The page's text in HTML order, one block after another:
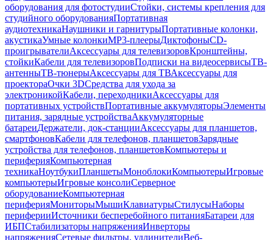
оборудования для фотостудииСтойки, системы крепления для
студийного оборудованияПортативная
аудиотехникаНаушники и гарнитурыПортативные колонки,
акустикаУмные колонкиMP3-плеерыДиктофоныCD-
проигрывателиАксессуары для телевизоровКронштейны,
стойкиКабели для телевизоровПодписки на видеосервисыТВ-
антенныТВ-тюнерыАксессуары для ТВАксессуары для
проектораОчки 3DСредства для ухода за
электроникойКабели, переходникиАксессуары для
портативных устройствПортативные аккумуляторыЭлементы
питания, зарядные устройстваАккумуляторные
батареиДержатели, док-станцииАксессуары для планшетов,
смартфоновКабели для телефонов, планшетовЗарядные
устройства для телефонов, планшетовКомпьютеры и
периферияКомпьютерная
техникаНоутбукиПланшетыМоноблокиКомпьютерыИгровые
компьютерыИгровые консолиСерверное
оборудованиеКомпьютерная
периферияМониторыМышиКлавиатурыСтилусыНаборы
периферииИсточники бесперебойного питанияБатареи для
ИБПСтабилизаторы напряженияИнверторы
напряженияСетевые фильтры, удлинителиВеб-